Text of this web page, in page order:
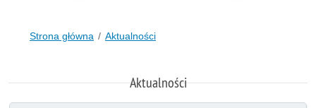
Strona główna Aktualności
Aktualności